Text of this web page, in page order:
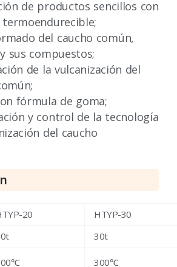
de productos sencillos con
del caucho común,
sus compuestos;
de la vulcanización del
fórmula de goma;
y control de la tecnología
del caucho
20
HTYP-30
30t
300℃